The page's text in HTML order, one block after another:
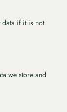
data if it is not
we store and